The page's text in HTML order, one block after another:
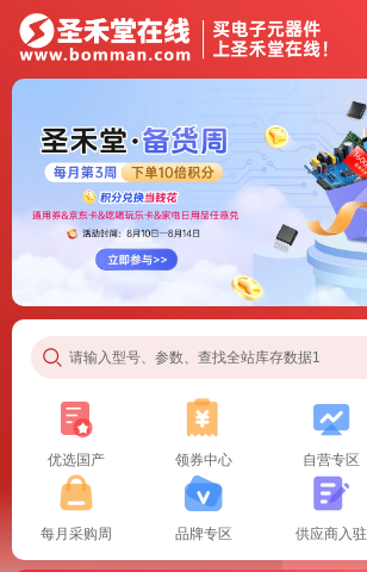
请输入型号、参数、查找全站库存数据1
优选国产 领券中心 自营专区
每月采购周 品牌专区 供应商入驻